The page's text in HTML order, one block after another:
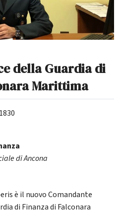
della Guardia di
Marittima
1830
di Ancona
è il nuovo Comandante
di Finanza di Falconara